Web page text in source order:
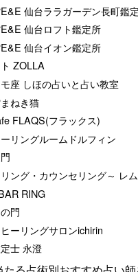
仙台ララガーデン長町鑑
仙台ロフト鑑定所
仙台イオン鑑定所
ZOLLA
座 しほの占いと占い教室
ねき猫
FLAQS(フラックス)
リングルームドルフィン
ング・カウンセリング～ レ
RING
門
ーリングサロンichirin
士 永澄